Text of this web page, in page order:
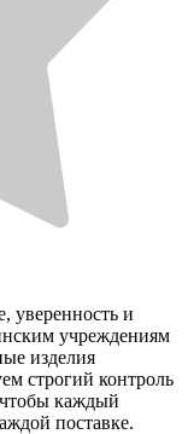
уверенность и
учреждениям
изделия
строгий контроль
каждый
поставке.